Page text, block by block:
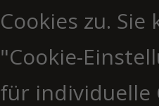
Cookies zu.
"Cookie-
für individuelle